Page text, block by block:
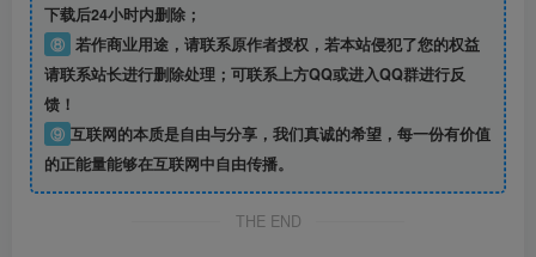
下载后24小时内删除；
⑧ 若作商业用途，请联系原作者授权，若本站侵犯了您的权益
请联系站长进行删除处理；可联系上方QQ或进入QQ群进行反
馈！
⑨ 互联网的本质是自由与分享，我们真诚的希望，每一份有价值
的正能量能够在互联网中自由传播。
THE END